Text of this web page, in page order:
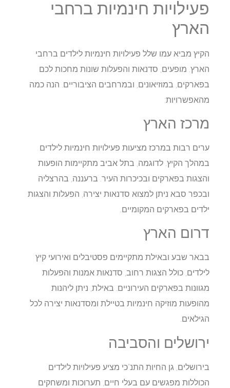
פעילויות חינמיות ברחבי
הארץ
הקיץ מביא עמו שלל פעילויות חינמיות לילדים ברחבי
הארץ. מופעים, סדנאות והפעלות שונות מחכות לכם
בפארקים, במוזיאונים, ובמרחבים הציבוריים. הנה כמה
מהאפשרויות:​
מרכז הארץ
ערים רבות במרכז מציעות פעילויות חינמיות לילדים
במהלך הקיץ. לדוגמה, בתל אביב מתקיימות הופעות
והצגות בפארקים ובכיכרות העיר. ברעננה, בהרצליה
ובכפר סבא ניתן למצוא סדנאות יצירה, הפעלות והצגות
ילדים בפארקים המקומיים.​
דרום הארץ
בבאר שבע ובאילת מתקיימים פסטיבלים ואירועי קיץ
לילדים, כולל הצגות רחוב, סדנאות אמנות והפעלות
מגוונות בפארקים העירוניים. באילת, ניתן ליהנות
מהופעות מוזיקה חינמיות בטיילת ומסדנאות יצירה לכל
הגילאים.​
ירושלים והסביבה
בירושלים, גן החיות התנ"כי מציע פעילויות לילדים
הכוללות מפגשים עם בעלי חיים, תערוכות ומשחקים